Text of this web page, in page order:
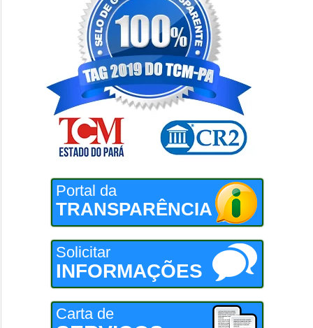
Portal da
TRANSPARÊNCIA
Solicitar
INFORMAÇÕES
Carta de